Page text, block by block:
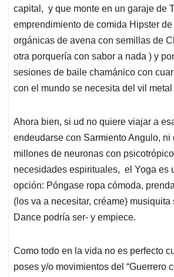
capital, y que monte en un garaje de
emprendimiento de comida Hipster
orgánicas de avena con semillas de
otra porquería con sabor a nada ) y
sesiones de baile chamánico con
con el mundo se necesita del vil metal
Ahora bien, si ud no quiere viajar a
endeudarse con Sarmiento Angulo, ni
millones de neuronas con
necesidades espirituales, el Yoga es
opción: Póngase ropa cómoda,
(los va a necesitar, créame) musiquita
Dance podría ser- y empiece.
Como todo en la vida no es perfecto
poses y/o movimientos del “Guerrero